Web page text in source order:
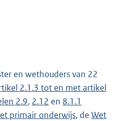
en wethouders van 22
2.1.3 tot en met artikel
2.9, 2.12 en 8.1.1
primair onderwijs, de Wet